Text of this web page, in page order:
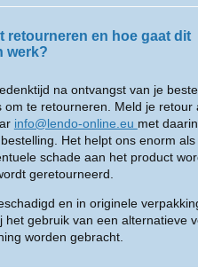
retourneren en hoe gaat dit
werk?
na ontvangst van je
om te retourneren. Meld je retour
info@lendo-online.eu met
Het helpt ons enorm
schade aan het product
geretourneerd.
en in originele
het gebruik van een alternatieve
worden gebracht.